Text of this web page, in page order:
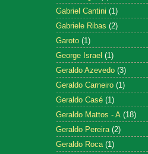
Gabriel Cantini (1)
Gabriele Ribas (2)
Garoto (1)
George Israel (1)
Geraldo Azevedo (3)
Geraldo Carneiro (1)
Geraldo Casé (1)
Geraldo Mattos - A (18)
Geraldo Pereira (2)
Geraldo Roca (1)